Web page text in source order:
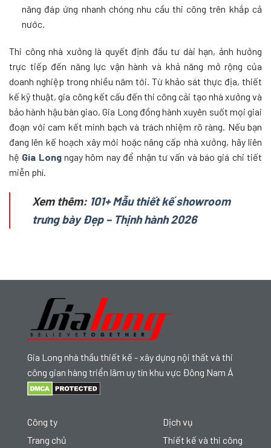
năng đáp ứng nhanh chóng nhu cầu thi công trên khắp cả
nước.
Thi công nhà xưởng là quyết định đầu tư dài hạn, ảnh hưởng
trực tiếp đến năng lực vận hành và khả năng mở rộng của
doanh nghiệp trong nhiều năm tới. Từ khảo sát thực địa, thiết
kế kỹ thuật, gia công kết cấu đến thi công cải tạo nhà xưởng và
bảo hành hậu bàn giao, Gia Long đồng hành xuyên suốt mọi giai
đoạn với cam kết minh bạch và trách nhiệm rõ ràng. Nếu bạn
đang lên kế hoạch xây mới hoặc nâng cấp nhà xưởng, hãy liên
hệ Gia Long ngay hôm nay để nhận tư vấn và báo giá chi tiết
miễn phí.
Xem thêm: 101+ Mẫu thiết kế showroom
trưng bày Đẹp – Thịnh hành 2026
Gia Long nhà thầu thiết kế - xây dựng nội thất và thi
công gian hàng triển lãm uy tín khu vực Đông Nam Á
Công ty
Trang chủ
Dịch vụ
Thiết kế và thi công